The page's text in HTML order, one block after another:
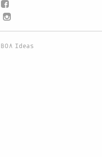
BOA Ideas